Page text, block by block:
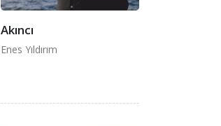
Akıncı
Enes Yıldırım